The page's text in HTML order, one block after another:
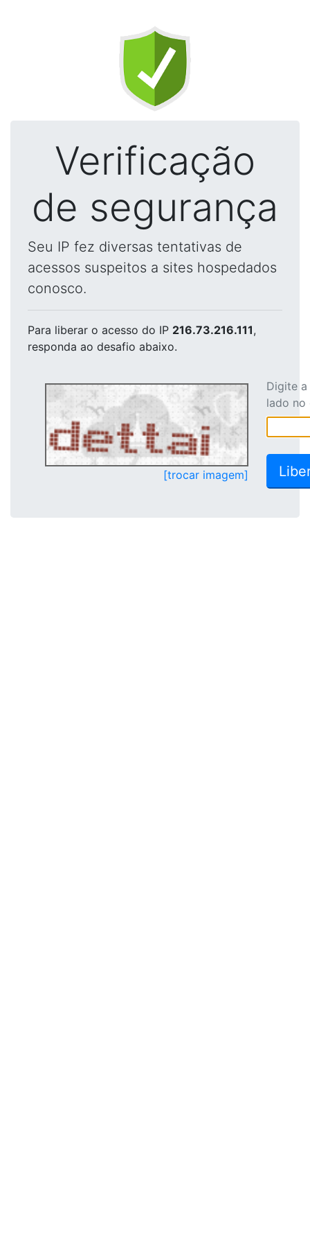
Verificação
de segurança
Seu IP fez diversas tentativas de
acessos suspeitos a sites hospedados
conosco.
Para liberar o acesso do IP 216.73.216.111,
responda ao desafio abaixo.
[trocar imagem]
Digite
lado no